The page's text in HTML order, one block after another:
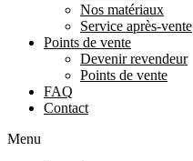
Nos matériaux
Service après-vente
Points de vente
Devenir revendeur
Points de vente
FAQ
Contact
Menu